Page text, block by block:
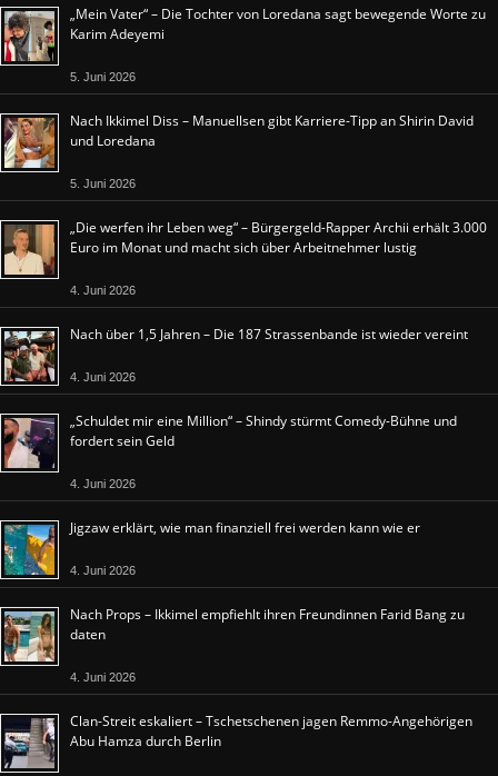
„Mein Vater“ – Die Tochter von Loredana sagt bewegende Worte zu
Karim Adeyemi
5. Juni 2026
Nach Ikkimel Diss – Manuellsen gibt Karriere-Tipp an Shirin David
und Loredana
5. Juni 2026
„Die werfen ihr Leben weg“ – Bürgergeld-Rapper Archii erhält 3.000
Euro im Monat und macht sich über Arbeitnehmer lustig
4. Juni 2026
Nach über 1,5 Jahren – Die 187 Strassenbande ist wieder vereint
4. Juni 2026
„Schuldet mir eine Million“ – Shindy stürmt Comedy-Bühne und
fordert sein Geld
4. Juni 2026
Jigzaw erklärt, wie man finanziell frei werden kann wie er
4. Juni 2026
Nach Props – Ikkimel empfiehlt ihren Freundinnen Farid Bang zu
daten
4. Juni 2026
Clan-Streit eskaliert – Tschetschenen jagen Remmo-Angehörigen
Abu Hamza durch Berlin